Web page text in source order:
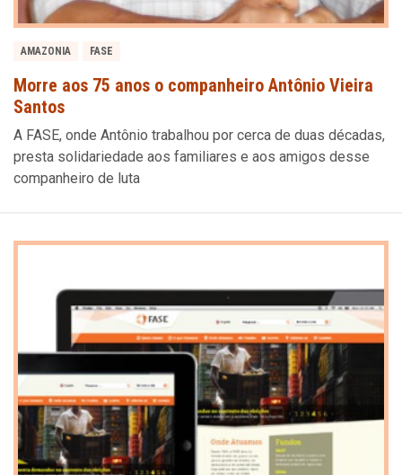
AMAZONIA FASE
Morre aos 75 anos o companheiro Antônio Vieira
Santos
A FASE, onde Antônio trabalhou por cerca de duas décadas,
presta solidariedade aos familiares e aos amigos desse
companheiro de luta